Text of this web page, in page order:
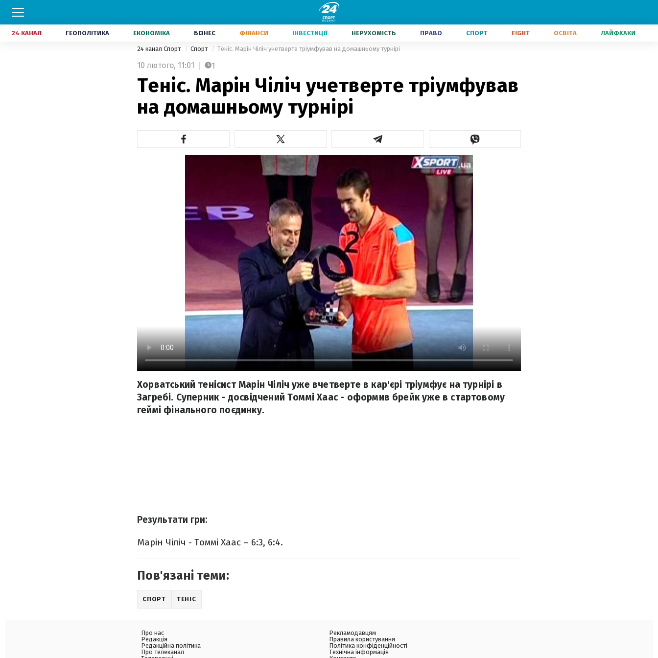
24 КАНАЛ ГЕОПОЛІТИКА ЕКОНОМІКА БІЗНЕС ФІНАНСИ ІНВЕСТИЦІЇ НЕРУХОМІСТЬ ПРАВО СПОРТ FIGHT ОСВІТА ЛАЙФХАКИ
24 канал Спорт Спорт Теніс. Марін Чіліч учетверте тріумфував на домашньому турнірі
10 лютого, 11:01 1
Теніс. Марін Чіліч учетверте тріумфував
на домашньому турнірі
Хорватський тенісист Марін Чіліч уже вчетверте в кар'єрі тріумфує на турнірі в
Загребі. Суперник - досвідчений Томмі Хаас - оформив брейк уже в стартовому
геймі фінального поєдинку.
Результати гри:
Марін Чіліч - Томмі Хаас – 6:3, 6:4.
Пов'язані теми:
СПОРТ ТЕНІС
Про нас
Редакція
Редакційна політика
Про телеканал
Рекламодавцям
Правила користування
Політика конфіденційності
Технічна інформація